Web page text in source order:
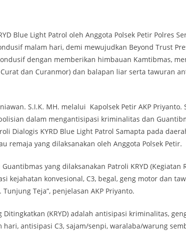
Blue Light Patrol oleh Anggota Polsek Petir Polres
malam hari, demi mewujudkan Beyond Trust
dengan memberikan himbauan Kamtibmas,
dan Curanmor) dan balapan liar serta tawuran
S.I.K. MH. melalui Kapolsek Petir AKP Priyanto.
dalam mengantisipasi kriminalitas dan
Dialogis KYRD Blue Light Patrol Samapta pada
remaja yang dilaksanakan oleh Anggota Polsek Petir.
yang dilaksanakan Patroli KRYD (Kegiatan
kejahatan konvesional, C3, begal, geng motor dan
Teja”, penjelasan AKP Priyanto.
Ditingkatkan (KRYD) adalah antisipasi kriminalitas,
antisipasi C3, sajam/senpi, waralaba/warung